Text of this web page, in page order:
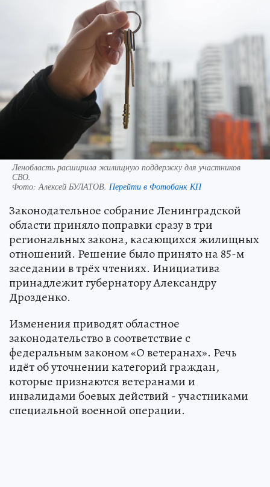
Ленобласть расширила жилищную поддержку для участников
СВО.
Фото:Алексей БУЛАТОВ. Перейти в Фотобанк КП
Законодательное собрание Ленинградской
области приняло поправки сразу в три
региональных закона, касающихся жилищных
отношений. Решение было принято на 85-м
заседании в трёх чтениях. Инициатива
принадлежит губернатору Александру
Дрозденко.
Изменения приводят областное
законодательство в соответствие с
федеральным законом «О ветеранах». Речь
идёт об уточнении категорий граждан,
которые признаются ветеранами и
инвалидами боевых действий - участниками
специальной военной операции.